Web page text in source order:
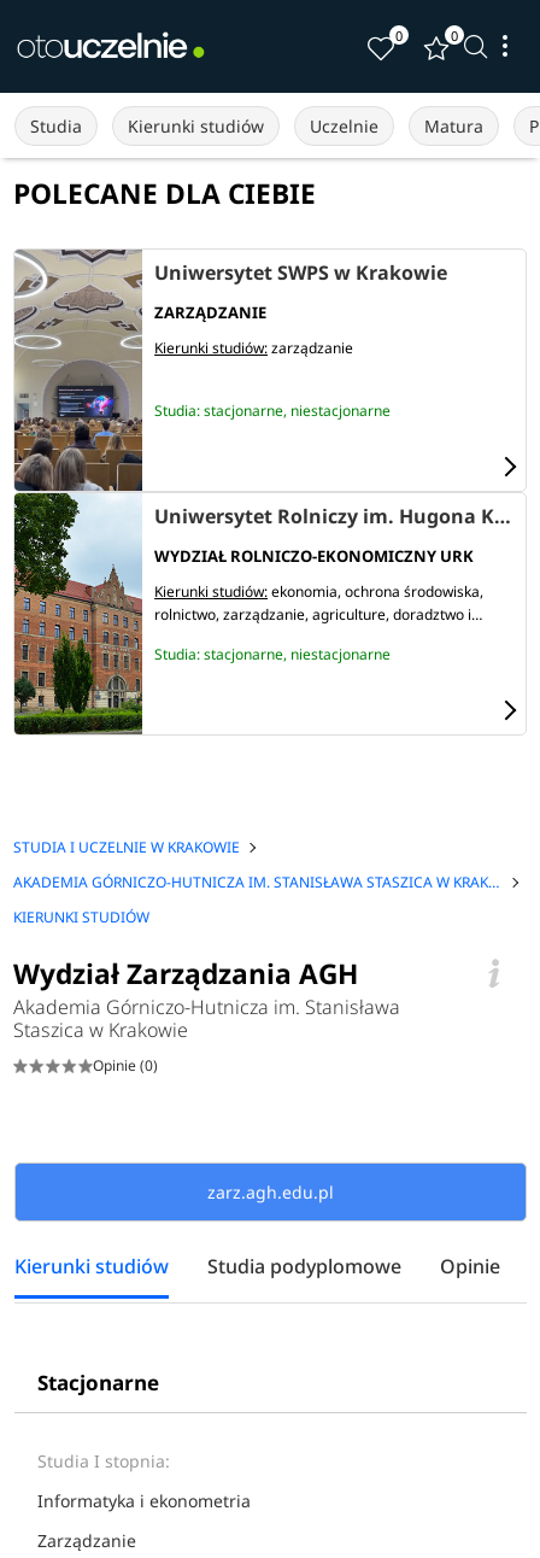
0 0
Studia Kierunki studiów Uczelnie Matura
POLECANE DLA CIEBIE
Uniwersytet SWPS w Krakowie
ZARZĄDZANIE
Kierunki studiów:zarządzanie
Studia: stacjonarne, niestacjonarne
Uniwersytet Rolniczy im. Hugona Kołłątaja w Krakowie
WYDZIAŁ ROLNICZO-EKONOMICZNY URK
Kierunki studiów:ekonomia ochrona środowiska
rolnictwo zarządzanie agriculture doradztwo i
interdisciplinary bioeconomy studies
Studia: stacjonarne, niestacjonarne
STUDIA I UCZELNIE W KRAKOWIE
AKADEMIA GÓRNICZO-HUTNICZA IM. STANISŁAWA STASZICA W KRAKOWIE
KIERUNKI STUDIÓW
Wydział Zarządzania AGH
Akademia Górniczo-Hutnicza im. Stanisława
Staszica w Krakowie
Opinie (0)
zarz.agh.edu.pl
Kierunki studiów Studia podyplomowe Opinie
Stacjonarne
Studia I stopnia:
Informatyka i ekonometria
Zarządzanie